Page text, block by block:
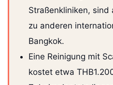
Straßenkliniken, sind
zu anderen
Bangkok.
Eine Reinigung mit
kostet etwa